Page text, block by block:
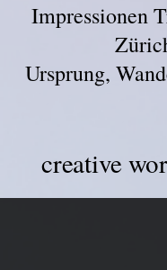
Impressionen
Ursprung,
creative